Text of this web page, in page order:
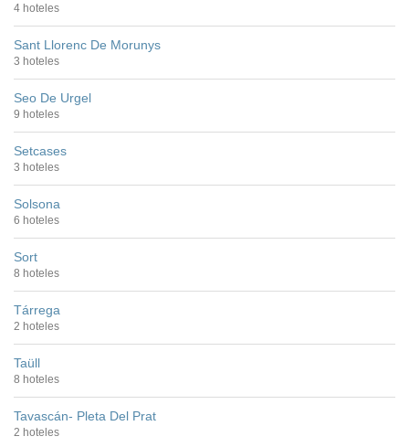
4 hoteles
Sant Llorenc De Morunys
3 hoteles
Seo De Urgel
9 hoteles
Setcases
3 hoteles
Solsona
6 hoteles
Sort
8 hoteles
Tárrega
2 hoteles
Taüll
8 hoteles
Tavascán- Pleta Del Prat
2 hoteles